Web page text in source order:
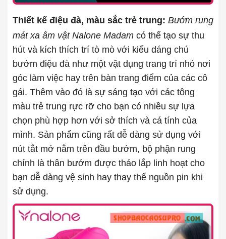
Thiết kế điệu đà, màu sắc trẻ trung: Bướm rung
mát xa âm vật Nalone Madam có thể tạo sự thu
hút và kích thích trí tò mò với kiểu dáng chú
bướm điệu đà như một vật dụng trang trí nhỏ nơi
góc làm việc hay trên bàn trang điểm của các cô
gái. Thêm vào đó là sự sáng tạo với các tông
màu trẻ trung rực rỡ cho bạn có nhiều sự lựa
chọn phù hợp hơn với sở thích và cá tính của
mình. Sản phẩm cũng rất dễ dàng sử dụng với
nút tắt mở nằm trên đầu bướm, bộ phận rung
chính là thân bướm được tháo lắp linh hoạt cho
bạn dễ dàng vệ sinh hay thay thế nguồn pin khi
sử dụng.